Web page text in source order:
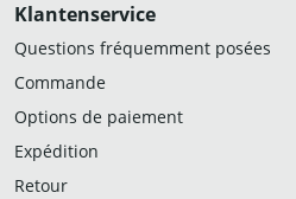
Klantenservice
Questions fréquemment posées
Commande
Options de paiement
Expédition
Retour